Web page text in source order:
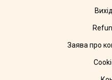
Заява про